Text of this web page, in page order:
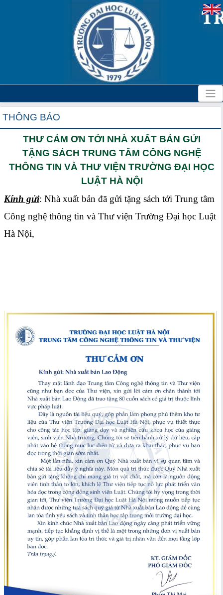
THÔNG BÁO
THƯ CẢM ƠN TỚI NHÀ XUẤT BẢN GỬI
TẶNG SÁCH TRUNG TÂM CÔNG NGHỆ
THÔNG TIN VÀ THƯ VIỆN TRƯỜNG ĐẠI HỌC
LUẬT HÀ NỘI
Kính gửi: Nhà xuất bản đã gửi tặng sách tới Trung tâm
Công nghệ thông tin và Thư viện Trường Đại học Luật
Hà Nội,